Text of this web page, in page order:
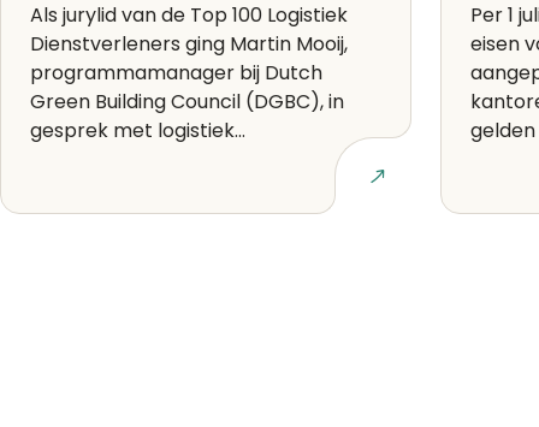
Als jurylid van de Top 100 Logistiek
Dienstverleners ging Martin Mooij,
programmamanager bij Dutch
Green Building Council (DGBC), in
gesprek met logistiek...
Lees artikel
Per 1
eisen
gelden